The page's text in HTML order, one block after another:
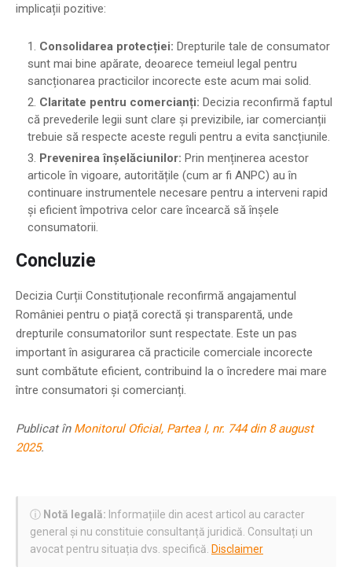
implicații pozitive:
Consolidarea protecției: Drepturile tale de consumator
sunt mai bine apărate, deoarece temeiul legal pentru
sancționarea practicilor incorecte este acum mai solid.
Claritate pentru comercianți: Decizia reconfirmă faptul
că prevederile legii sunt clare și previzibile, iar comercianții
trebuie să respecte aceste reguli pentru a evita sancțiunile.
Prevenirea înșelăciunilor: Prin menținerea acestor
articole în vigoare, autoritățile (cum ar fi ANPC) au în
continuare instrumentele necesare pentru a interveni rapid
și eficient împotriva celor care încearcă să înșele
consumatorii.
Concluzie
Decizia Curții Constituționale reconfirmă angajamentul
României pentru o piață corectă și transparentă, unde
drepturile consumatorilor sunt respectate. Este un pas
important în asigurarea că practicile comerciale incorecte
sunt combătute eficient, contribuind la o încredere mai mare
între consumatori și comercianți.
Publicat în Monitorul Oficial, Partea I, nr. 744 din 8 august
2025.
ⓘ Notă legală: Informațiile din acest articol au caracter
general și nu constituie consultanță juridică. Consultați un
avocat pentru situația dvs. specifică. Disclaimer